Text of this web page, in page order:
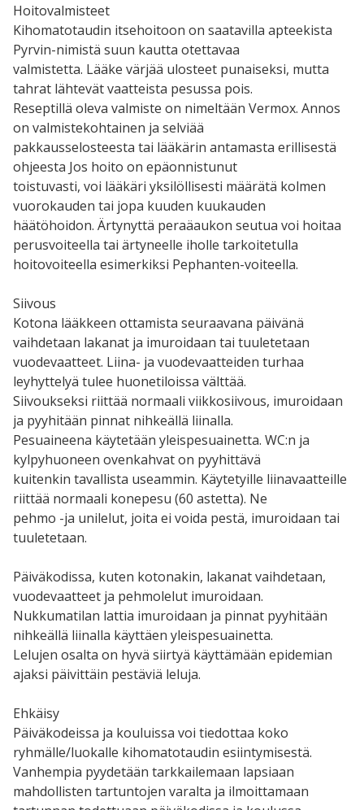
Hoitovalmisteet
Kihomatotaudin itsehoitoon on saatavilla apteekista
Pyrvin-nimistä suun kautta otettavaa
valmistetta. Lääke värjää ulosteet punaiseksi, mutta
tahrat lähtevät vaatteista pesussa pois.
Reseptillä oleva valmiste on nimeltään Vermox. Annos
on valmistekohtainen ja selviää
pakkausselosteesta tai lääkärin antamasta erillisestä
ohjeesta Jos hoito on epäonnistunut
toistuvasti, voi lääkäri yksilöllisesti määrätä kolmen
vuorokauden tai jopa kuuden kuukauden
häätöhoidon. Ärtynyttä peraäaukon seutua voi hoitaa
perusvoiteella tai ärtyneelle iholle tarkoitetulla
hoitovoiteella esimerkiksi Pephanten-voiteella.
Siivous
Kotona lääkkeen ottamista seuraavana päivänä
vaihdetaan lakanat ja imuroidaan tai tuuletetaan
vuodevaatteet. Liina- ja vuodevaatteiden turhaa
leyhyttelyä tulee huonetiloissa välttää.
Siivoukseksi riittää normaali viikkosiivous, imuroidaan
ja pyyhitään pinnat nihkeällä liinalla.
Pesuaineena käytetään yleispesuainetta. WC:n ja
kylpyhuoneen ovenkahvat on pyyhittävä
kuitenkin tavallista useammin. Käytetyille liinavaatteille
riittää normaali konepesu (60 astetta). Ne
pehmo -ja unilelut, joita ei voida pestä, imuroidaan tai
tuuletetaan.
Päiväkodissa, kuten kotonakin, lakanat vaihdetaan,
vuodevaatteet ja pehmolelut imuroidaan.
Nukkumatilan lattia imuroidaan ja pinnat pyyhitään
nihkeällä liinalla käyttäen yleispesuainetta.
Lelujen osalta on hyvä siirtyä käyttämään epidemian
ajaksi päivittäin pestäviä leluja.
Ehkäisy
Päiväkodeissa ja kouluissa voi tiedottaa koko
ryhmälle/luokalle kihomatotaudin esiintymisestä.
Vanhempia pyydetään tarkkailemaan lapsiaan
mahdollisten tartuntojen varalta ja ilmoittamaan